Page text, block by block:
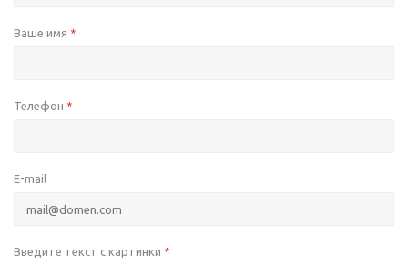
Ваше имя *
Телефон *
E-mail
Введите текст с картинки *